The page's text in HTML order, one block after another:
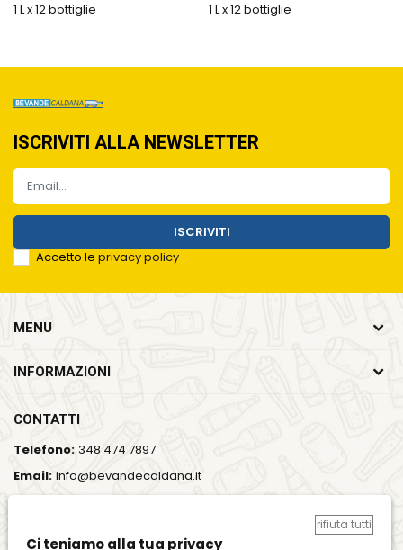
1 L x 12 bottiglie 1 L x 12 bottiglie
ISCRIVITI ALLA NEWSLETTER
ISCRIVITI
Accetto le privacy policy
CONTATTI
Telefono: 348 474 7897
Email: info@bevandecaldana.it
Orari: Lun - Ven / 7:00 - 18:00
MENU
INFORMAZIONI
rifiuta tutti
Ci teniamo alla tua privacy